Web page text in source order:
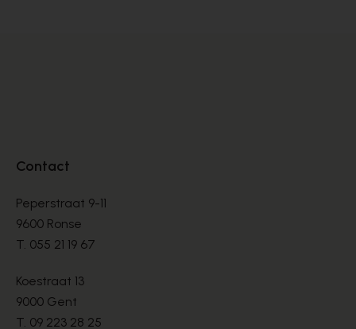
Contact
Peperstraat 9-11
9600 Ronse
T. 055 21 19 67
Koestraat 13
9000 Gent
T. 09 223 28 25